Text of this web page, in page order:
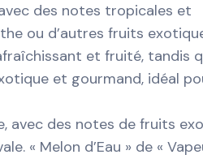
des notes tropicales et
ou d’autres fruits
et fruité, tandis
et gourmand, idéal
avec des notes de fruits
« Melon d’Eau » de «